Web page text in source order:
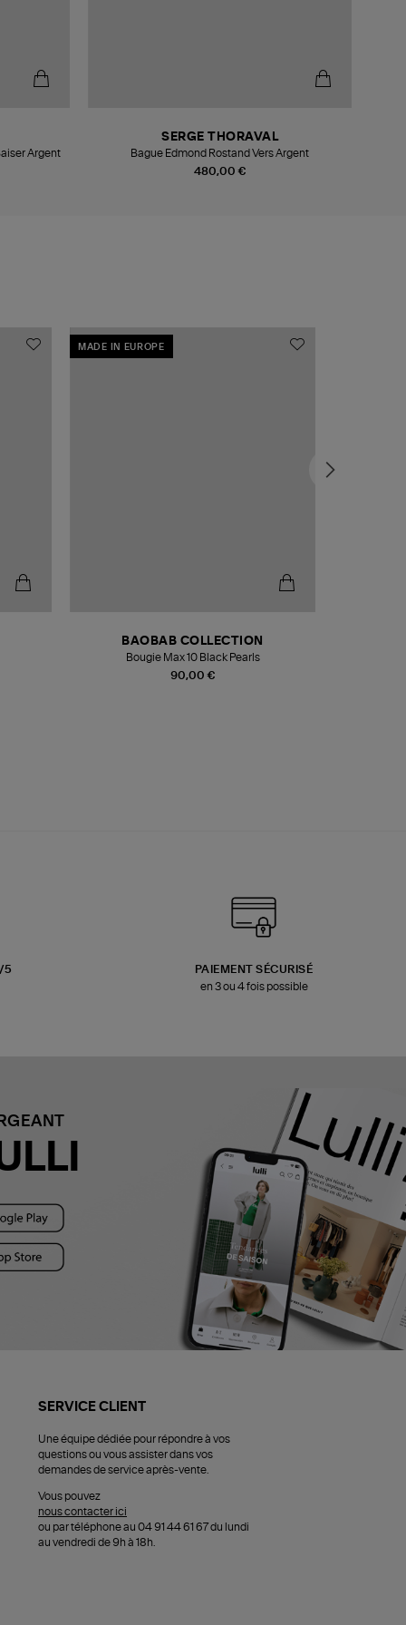
Argent
480,00 €
SERGE THORAVAL
Bague Edmond Rostand Vers Argent
MADE IN EUROPE
90,00 €
BAOBAB COLLECTION
Bougie Max 10 Black Pearls
5
PAIEMENT SÉCURISÉ
en 3 ou 4 fois possible
SERVICE CLIENT
Une équipe dédiée pour répondre à vos
questions ou vous assister dans vos
demandes de service après-vente.
Vous pouvez
nous contacter ici
ou par téléphone au 04 91 44 61 67 du lundi
au vendredi de 9h à 18h.